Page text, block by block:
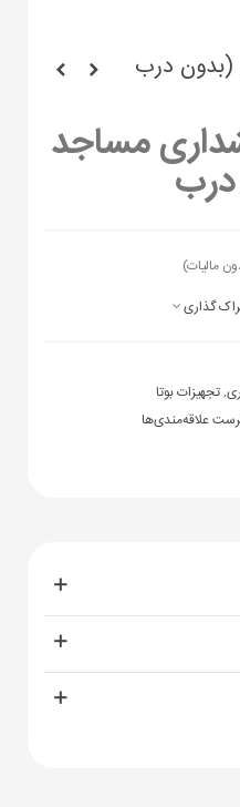
30 سلول (بدون درب
مساجد
مالیات)
گذاری
,تجهیزات بوتا
علاقه‌مندی‌ها